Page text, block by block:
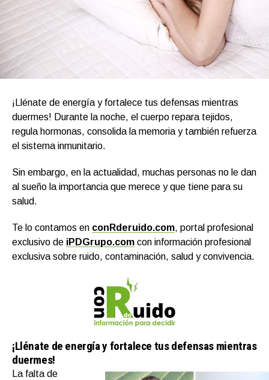
¡Llénate de energía y fortalece tus defensas mientras
duermes! Durante la noche, el cuerpo repara tejidos,
regula hormonas, consolida la memoria y también refuerza
el sistema inmunitario.
Sin embargo, en la actualidad, muchas personas no le dan
al sueño la importancia que merece y que tiene para su
salud.
Te lo contamos en conRderuido.com, portal profesional
exclusivo de iPDGrupo.com con información profesional
exclusiva sobre ruido, contaminación, salud y convivencia.
¡Llénate de energía y fortalece tus defensas mientras
duermes!
La falta de